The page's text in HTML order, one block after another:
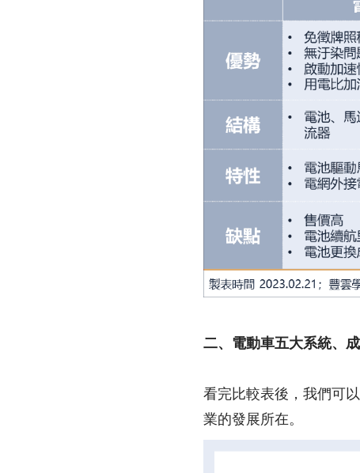
二、電動車五大系統、
看完比較表後，我們可
業的發展所在。